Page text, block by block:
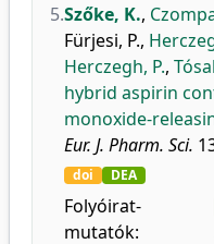
5.Szőke, K.,
Fürjesi, P.,
Herczegh, P.,
hybrid aspirin
monoxide-
Eur. J. Pharm. Sci.
doi DEA
Folyóirat-
mutatók: